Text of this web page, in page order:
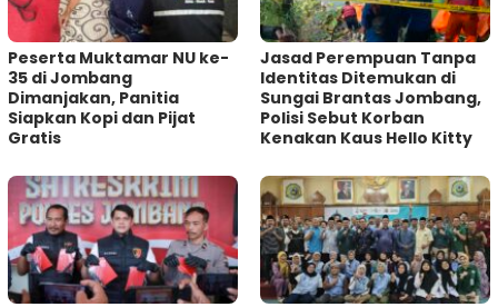
Peserta Muktamar NU ke-
35 di Jombang
Dimanjakan, Panitia
Siapkan Kopi dan Pijat
Gratis
Jasad Perempuan Tanpa
Identitas Ditemukan di
Sungai Brantas Jombang,
Polisi Sebut Korban
Kenakan Kaus Hello Kitty